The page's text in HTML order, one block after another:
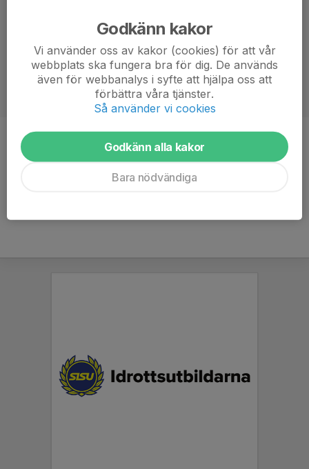
Titel
Ledare
Ålder
47 år
Godkänn kakor
Vi använder oss av kakor (cookies) för att vår
webbplats ska fungera bra för dig. De används
även för webbanalys i syfte att hjälpa oss att
förbättra våra tjänster.
Så använder vi cookies
Godkänn alla kakor
Bara nödvändiga